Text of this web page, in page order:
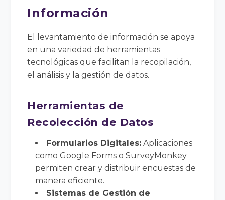
Información
El levantamiento de información se apoya
en una variedad de herramientas
tecnológicas que facilitan la recopilación,
el análisis y la gestión de datos.
Herramientas de
Recolección de Datos
Formularios Digitales: Aplicaciones
como Google Forms o SurveyMonkey
permiten crear y distribuir encuestas de
manera eficiente.
Sistemas de Gestión de